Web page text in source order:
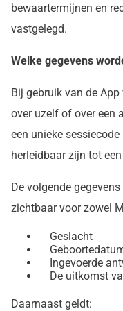
bewaartermijnen en
vastgelegd.
Welke gegevens
Bij gebruik van de
over uzelf of over een
een unieke
herleidbaar zijn tot
De volgende
zichtbaar voor zowel
Geslacht
Ingevoerde
De uitkomst
Daarnaast geldt: